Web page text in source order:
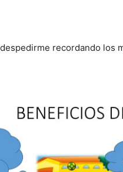
recordando los